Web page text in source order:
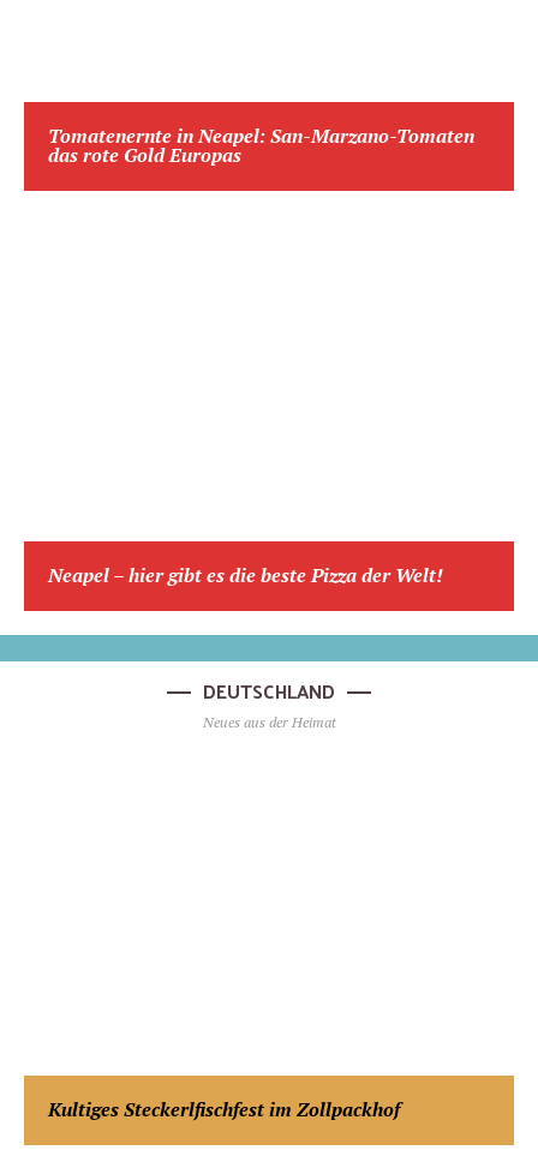
Tomatenernte in Neapel: San-Marzano-Tomaten
das rote Gold Europas
Neapel – hier gibt es die beste Pizza der Welt!
DEUTSCHLAND
Neues aus der Heimat
Kultiges Steckerlfischfest im Zollpackhof